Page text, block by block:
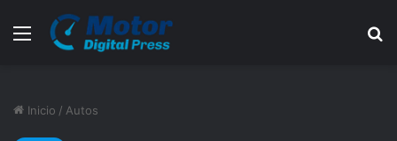
Menú
Inicio / Autos